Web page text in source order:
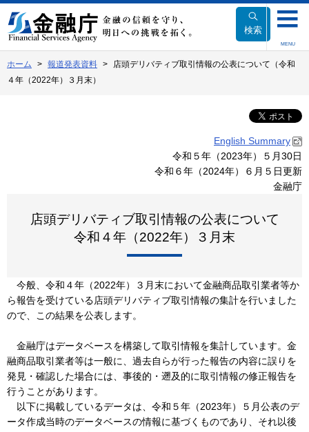
文
へ
動
検索
MENU
ホーム 報道発表資料
店頭デリバティブ取引情報の公表について（令和
４年（2022年）３月末）
English Summary
令和５年（2023年）５月30日
令和６年（2024年）６月５日更新
金融庁
店頭デリバティブ取引情報の公表について
令和４年（2022年）３月末
今般、令和４年（2022年）３月末において金融商品取引業者等か
ら報告を受けている店頭デリバティブ取引情報の集計を行いました
ので、この結果を公表します。
金融庁はデータベースを構築して取引情報を集計しています。金
融商品取引業者等は一般に、過去自らが行った報告の内容に誤りを
発見・確認した場合には、事後的・遡及的に取引情報の修正報告を
行うことがあります。
以下に掲載しているデータは、令和５年（2023年）５月公表のデ
ータ作成当時のデータベースの情報に基づくものであり、それ以後